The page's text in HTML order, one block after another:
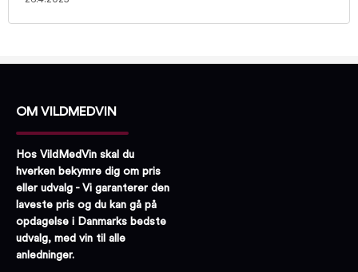
OM VILDMEDVIN
Hos VildMedVin skal du
hverken bekymre dig om pris
eller udvalg - Vi garanterer den
laveste pris og du kan gå på
opdagelse i Danmarks bedste
udvalg, med vin til alle
anledninger.